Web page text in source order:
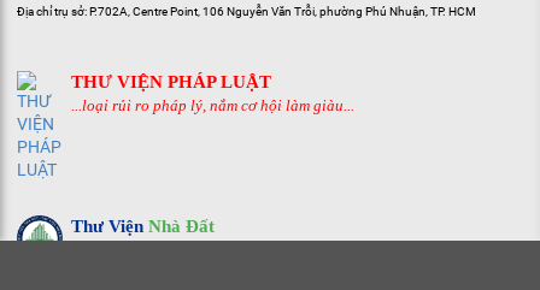
Địa chỉ trụ sở: P.702A, Centre Point, 106 Nguyễn Văn Trỗi, phường Phú Nhuận, TP. HCM
THƯ VIỆN PHÁP LUẬT
...loại rủi ro pháp lý, nắm cơ hội làm giàu...
Thư Viện Nhà Đất